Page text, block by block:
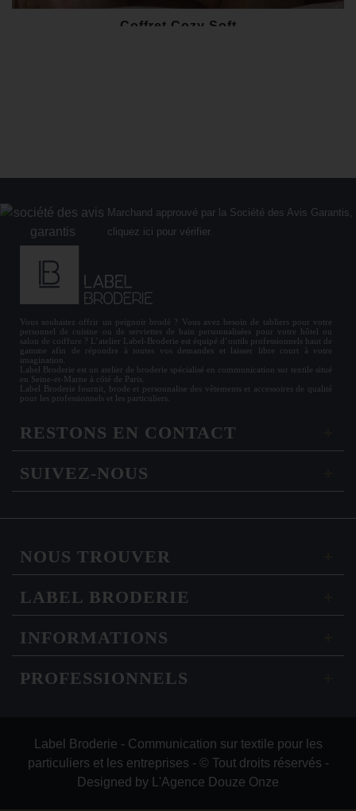
Coffret Cozy Soft
Marchand approuvé par la Société des Avis Garantis,
cliquez ici pour vérifier.
Vous souhaitez offrir un peignoir brodé ? Vous avez besoin de tabliers pour votre
personnel de cuisine ou de serviettes de bain personnalisées pour votre hôtel ou
salon de coiffure ? L’atelier Label-Broderie est équipé d’outils professionnels haut de
gamme afin de répondre à toutes vos demandes et laisser libre court à votre
imagination.
Label Broderie est un atelier de broderie spécialisé en communication sur textile situé
en Seine-et-Marne à côté de Paris.
Label Broderie fournit, brode et personnalise des vêtements et accessoires de qualité
pour les professionnels et les particuliers.
RESTONS EN CONTACT
SUIVEZ-NOUS
NOUS TROUVER
LABEL BRODERIE
INFORMATIONS
PROFESSIONNELS
Label Broderie - Communication sur textile pour les
particuliers et les entreprises - © Tout droits réservés -
Designed by
L'Agence Douze Onze